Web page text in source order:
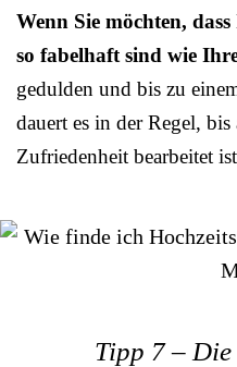
Wenn Sie möchten,
so fabelhaft sind wie
gedulden und bis zu
dauert es in der Regel,
Zufriedenheit bearbeitet
Tipp 7 –